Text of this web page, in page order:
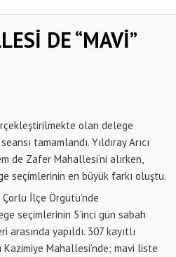
DE “MAVİ”
olan delege
tamamlandı. Yıldıray Arıcı
de Zafer Mahallesi’ni alırken,
seçimlerinin en büyük farkı oluştu.
İlçe Örgütü’nde
seçimlerinin 5’inci gün sabah
yapıldı. 307 kayıtlı
Kazimiye Mahallesi’nde; mavi liste